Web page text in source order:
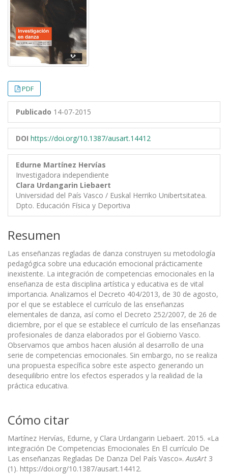
PDF
Publicado 14-07-2015
DOI https://doi.org/10.1387/ausart.14412
Edurne Martínez Hervías
Investigadora independiente
Clara Urdangarin Liebaert
Universidad del País Vasco / Euskal Herriko Unibertsitatea.
Dpto. Educación Física y Deportiva
Resumen
Las enseñanzas regladas de danza construyen su metodología
pedagógica sobre una educación emocional prácticamente
inexistente. La integración de competencias emocionales en la
enseñanza de esta disciplina artística y educativa es de vital
importancia. Analizamos el Decreto 404/2013, de 30 de agosto,
por el que se establece el currículo de las enseñanzas
elementales de danza, así como el Decreto 252/2007, de 26 de
diciembre, por el que se establece el currículo de las enseñanzas
profesionales de danza elaborados por el Gobierno Vasco.
Observamos que ambos hacen alusión al desarrollo de una
serie de competencias emocionales. Sin embargo, no se realiza
una propuesta específica sobre este aspecto generando un
desequilibrio entre los efectos esperados y la realidad de la
práctica educativa.
Cómo citar
Martínez Hervías, Edurne, y Clara Urdangarin Liebaert. 2015. «La
integración De Competencias Emocionales En El currículo De
Las enseñanzas Regladas De Danza Del País Vasco». AusArt 3
(1). https://doi.org/10.1387/ausart.14412.